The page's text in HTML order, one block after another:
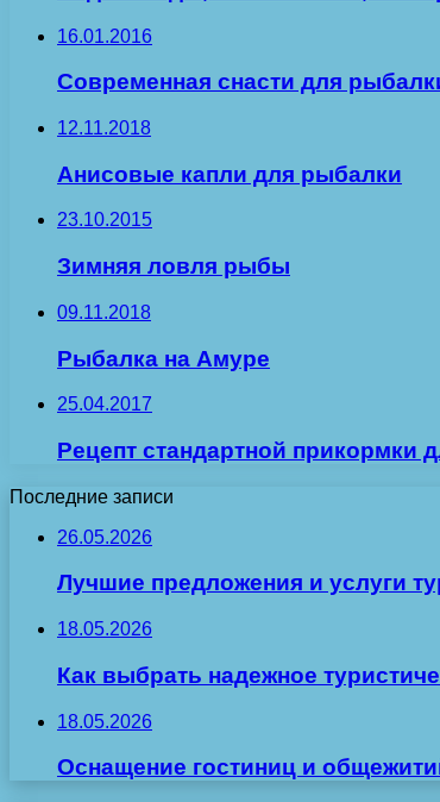
16.01.2016
Современная снасти для
12.11.2018
Анисовые капли для рыбалки
23.10.2015
Зимняя ловля рыбы
09.11.2018
Рыбалка на Амуре
25.04.2017
Рецепт стандартной прикормки
Последние записи
26.05.2026
Лучшие предложения и услуги
18.05.2026
Как выбрать надежное
18.05.2026
Оснащение гостиниц и